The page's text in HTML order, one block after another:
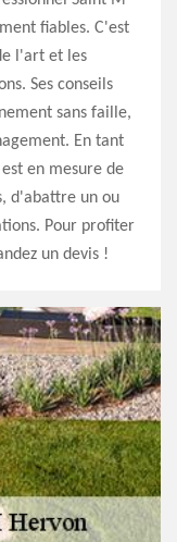
fiables. C'est
l'art et les
Ses conseils
sans faille,
En tant
en mesure de
d'abattre un ou
Pour profiter
un devis !